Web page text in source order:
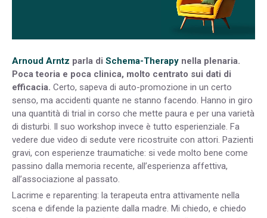
Arnoud Arntz parla di Schema-Therapy nella plenaria.
Poca teoria e poca clinica, molto centrato sui dati di
efficacia. Certo, sapeva di auto-promozione in un certo
senso, ma accidenti quante ne stanno facendo. Hanno in giro
una quantità di trial in corso che mette paura e per una varietà
di disturbi. Il suo workshop invece è tutto esperienziale. Fa
vedere due video di sedute vere ricostruite con attori. Pazienti
gravi, con esperienze traumatiche: si vede molto bene come
passino dalla memoria recente, all’esperienza affettiva,
all’associazione al passato.
Lacrime e reparenting: la terapeuta entra attivamente nella
scena e difende la paziente dalla madre. Mi chiedo, e chiedo